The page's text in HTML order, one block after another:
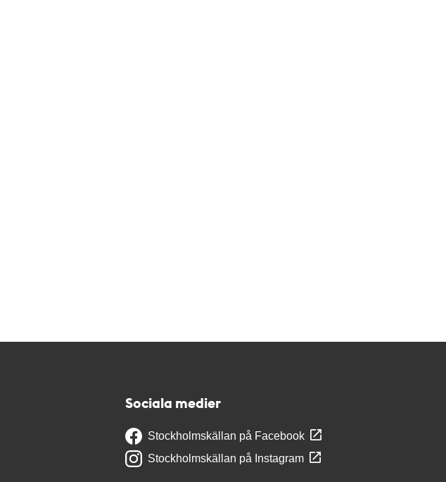
Sociala medier
Stockholmskällan på Facebook
Stockholmskällan på Instagram